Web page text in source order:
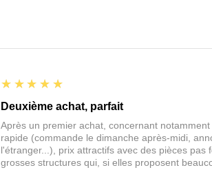
5
★★★★★
Deuxième achat, parfait
Après un premier achat, concernant
rapide (commande le dimanche après-midi,
l'étranger...), prix attractifs avec des pièces
grosses structures qui, si elles proposent